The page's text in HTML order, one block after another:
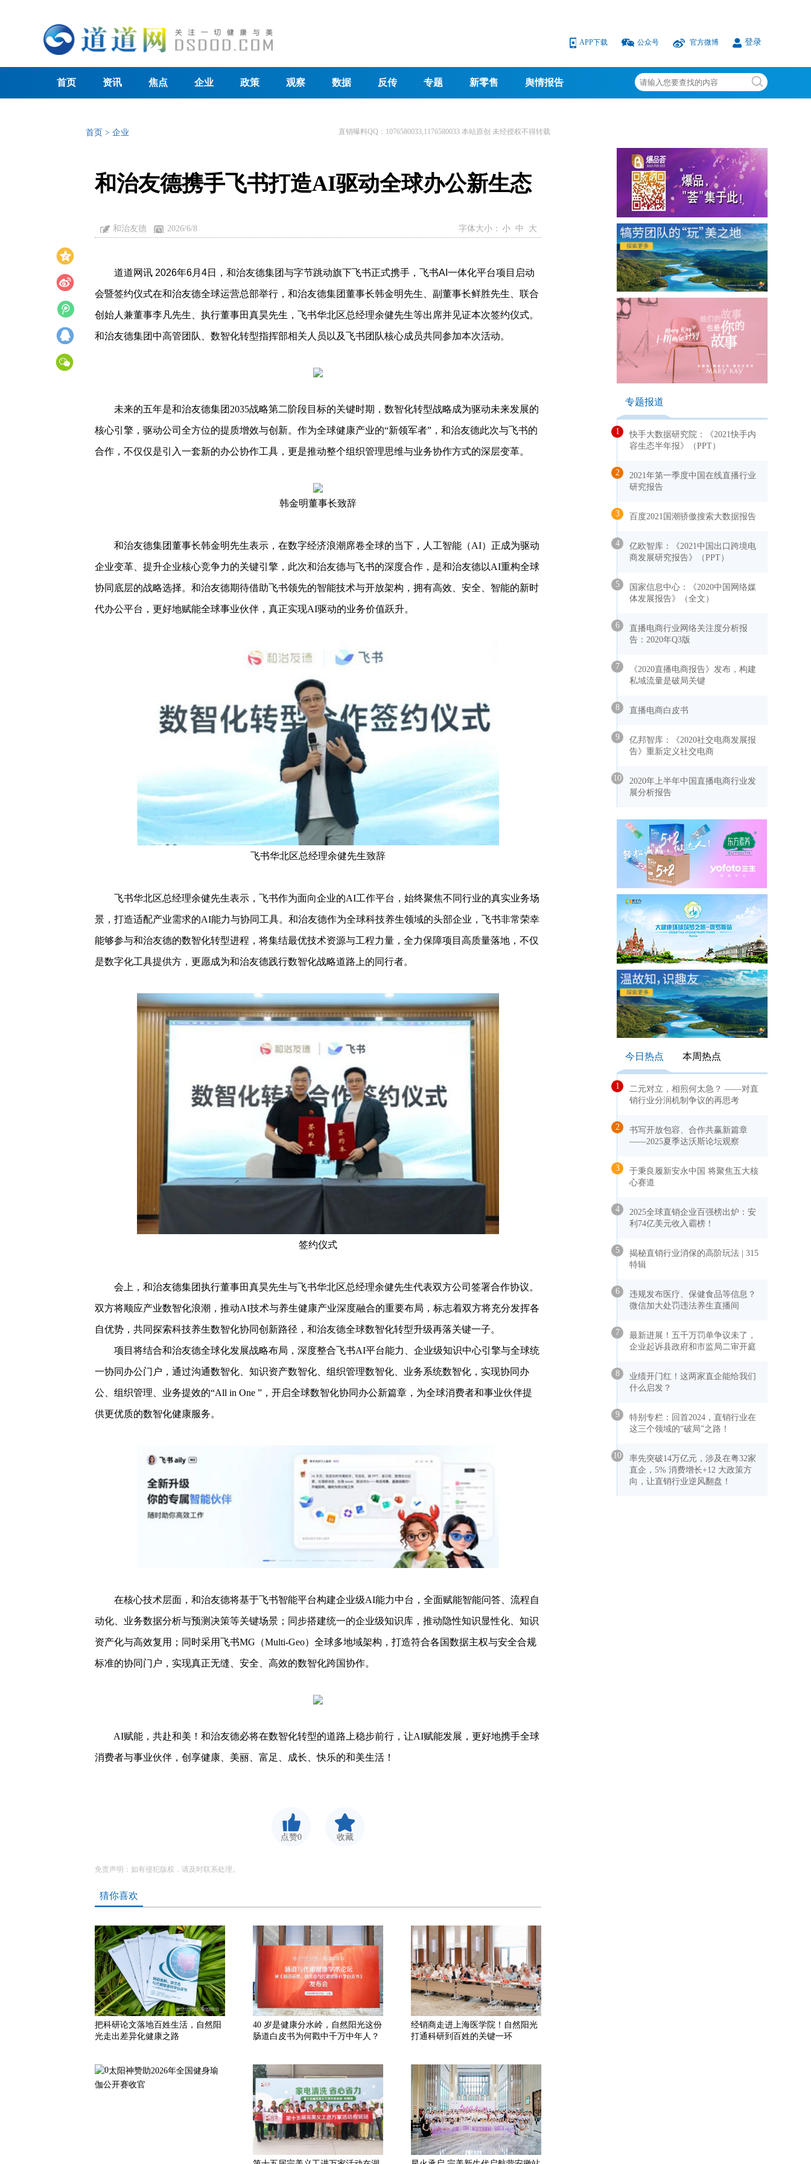
APP下载 公众号 官方微博 登录
首页 资讯 焦点 企业 政策 观察 数据 反传 专题 新零售 舆情报告
首页 > 企业 直销曝料QQ：1076580033,1176580033 本站原创 未经授权不得转载
和治友德携手飞书打造AI驱动全球办公新生态
和治友德 2026/6/8 字体大小： 小 中 大
道道网讯 2026年6月4日，和治友德集团与字节跳动旗下飞书正式携手，飞书AI一体化平台项目启动
会暨签约仪式在和治友德全球运营总部举行，和治友德集团董事长韩金明先生、副董事长鲜胜先生、联合
创始人兼董事李凡先生、执行董事田真昊先生，飞书华北区总经理余健先生等出席并见证本次签约仪式。
和治友德集团中高管团队、数智化转型指挥部相关人员以及飞书团队核心成员共同参加本次活动。
未来的五年是和治友德集团2035战略第二阶段目标的关键时期，数智化转型战略成为驱动未来发展的
核心引擎，驱动公司全方位的提质增效与创新。作为全球健康产业的“新领军者”，和治友德此次与飞书的
合作，不仅仅是引入一套新的办公协作工具，更是推动整个组织管理思维与业务协作方式的深层变革。
韩金明董事长致辞
和治友德集团董事长韩金明先生表示，在数字经济浪潮席卷全球的当下，人工智能（AI）正成为驱动
企业变革、提升企业核心竞争力的关键引擎，此次和治友德与飞书的深度合作，是和治友德以AI重构全球
协同底层的战略选择。和治友德期待借助飞书领先的智能技术与开放架构，拥有高效、安全、智能的新时
代办公平台，更好地赋能全球事业伙伴，真正实现AI驱动的业务价值跃升。
飞书华北区总经理余健先生致辞
飞书华北区总经理余健先生表示，飞书作为面向企业的AI工作平台，始终聚焦不同行业的真实业务场
景，打造适配产业需求的AI能力与协同工具。和治友德作为全球科技养生领域的头部企业，飞书非常荣幸
能够参与和治友德的数智化转型进程，将集结最优技术资源与工程力量，全力保障项目高质量落地，不仅
是数字化工具提供方，更愿成为和治友德践行数智化战略道路上的同行者。
签约仪式
会上，和治友德集团执行董事田真昊先生与飞书华北区总经理余健先生代表双方公司签署合作协议。
双方将顺应产业数智化浪潮，推动AI技术与养生健康产业深度融合的重要布局，标志着双方将充分发挥各
自优势，共同探索科技养生数智化协同创新路径，和治友德全球数智化转型升级再落关键一子。
项目将结合和治友德全球化发展战略布局，深度整合飞书AI平台能力、企业级知识中心引擎与全球统
一协同办公门户，通过沟通数智化、知识资产数智化、组织管理数智化、业务系统数智化，实现协同办
公、组织管理、业务提效的“All in One ”，开启全球数智化协同办公新篇章，为全球消费者和事业伙伴提
供更优质的数智化健康服务。
在核心技术层面，和治友德将基于飞书智能平台构建企业级AI能力中台，全面赋能智能问答、流程自
动化、业务数据分析与预测决策等关键场景；同步搭建统一的企业级知识库，推动隐性知识显性化、知识
资产化与高效复用；同时采用飞书MG（Multi-Geo）全球多地域架构，打造符合各国数据主权与安全合规
标准的协同门户，实现真正无缝、安全、高效的数智化跨国协作。
AI赋能，共赴和美！和治友德必将在数智化转型的道路上稳步前行，让AI赋能发展，更好地携手全球
消费者与事业伙伴，创享健康、美丽、富足、成长、快乐的和美生活！
点赞0 收藏
免责声明：如有侵犯版权，请及时联系处理。
猜你喜欢
把科研论文落地百姓生活，自然阳
光走出差异化健康之路
40 岁是健康分水岭，自然阳光这份
肠道白皮书为何戳中千万中年人？
经销商走进上海医学院！自然阳光
打通科研到百姓的关键一环
太阳神赞助2026年全国健身瑜
伽公开赛收官
专题报道
1
快手大数据研究院：《2021快手内
容生态半年报》（PPT）
2
2021年第一季度中国在线直播行业
研究报告
3 百度2021国潮骄傲搜索大数据报告
4
亿欧智库：《2021中国出口跨境电
商发展研究报告》（PPT）
5
国家信息中心：《2020中国网络媒
体发展报告》（全文）
6
直播电商行业网络关注度分析报
告：2020年Q3版
7
《2020直播电商报告》发布，构建
私域流量是破局关键
8 直播电商白皮书
9
亿邦智库：《2020社交电商发展报
告》重新定义社交电商
10
2020年上半年中国直播电商行业发
展分析报告
今日热点 本周热点
1
二元对立，相煎何太急？ ——对直
销行业分润机制争议的再思考
2
书写开放包容、合作共赢新篇章
——2025夏季达沃斯论坛观察
3
于秉良履新安永中国 将聚焦五大核
心赛道
4
2025全球直销企业百强榜出炉：安
利74亿美元收入霸榜！
5
揭秘直销行业消保的高阶玩法 | 315
特辑
6
违规发布医疗、保健食品等信息？
微信加大处罚违法养生直播间
7
最新进展！五千万罚单争议未了，
企业起诉县政府和市监局二审开庭
8
业绩开门红！这两家直企能给我们
什么启发？
9
特别专栏：回首2024，直销行业在
这三个领域的“破局”之路！
10
率先突破14万亿元，涉及在粤32家
直企，5% 消费增长+12 大政策方
向，让直销行业逆风翻盘！